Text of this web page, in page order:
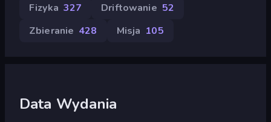
Fizyka 327 Driftowanie 52
Zbieranie 428 Misja 105
Data Wydania